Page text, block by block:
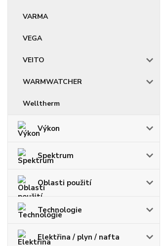
VARMA
VEGA
VEITO
WARMWATCHER
Welltherm
Výkon
Spektrum
Oblasti použití
Technologie
Elektřina / plyn / nafta